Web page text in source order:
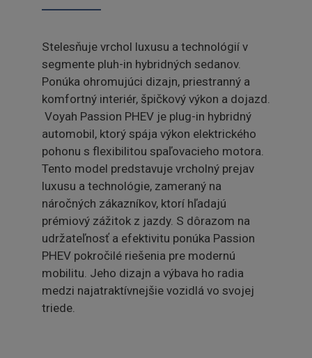
Stelesňuje vrchol luxusu a technológií v
segmente pluh-in hybridných sedanov.
Ponúka ohromujúci dizajn, priestranný a
komfortný interiér, špičkový výkon a dojazd.
Voyah Passion PHEV je plug-in hybridný
automobil, ktorý spája výkon elektrického
pohonu s flexibilitou spaľovacieho motora.
Tento model predstavuje vrcholný prejav
luxusu a technológie, zameraný na
náročných zákazníkov, ktorí hľadajú
prémiový zážitok z jazdy. S dôrazom na
udržateľnosť a efektivitu ponúka Passion
PHEV pokročilé riešenia pre modernú
mobilitu. Jeho dizajn a výbava ho radia
medzi najatraktívnejšie vozidlá vo svojej
triede.